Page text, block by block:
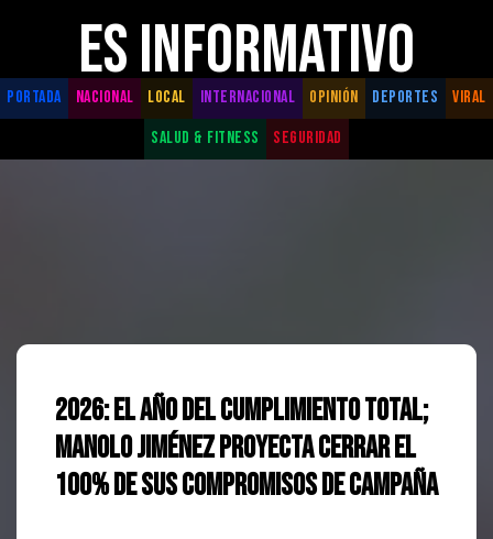
ES INFORMATIVO
PORTADA NACIONAL LOCAL INTERNACIONAL OPINIÓN DEPORTES
VIRAL
SALUD & FITNESS
SEGURIDAD
2026: El año del cumplimiento total;
Manolo Jiménez proyecta cerrar el
100% de sus compromisos de campaña